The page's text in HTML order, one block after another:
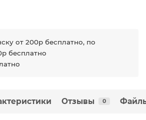
от 200р бесплатно, по
бесплатно
Отзывы 0